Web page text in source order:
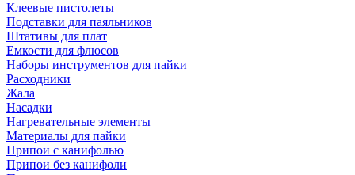
Клеевые пистолеты
Подставки для паяльников
Штативы для плат
Емкости для флюсов
Наборы инструментов для пайки
Расходники
Жала
Насадки
Нагревательные элементы
Материалы для пайки
Припои с канифолью
Припои без канифоли